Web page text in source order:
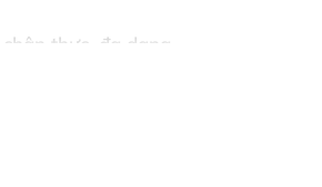
chân thực , đa dạng.